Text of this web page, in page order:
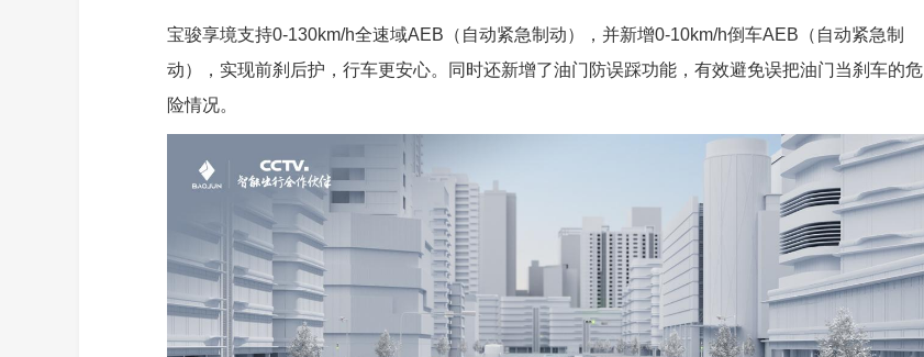
宝骏享境支持0-130km/h全速域AEB（自动紧急制动），并新增0-10km/h倒车AEB（自动紧急制
动），实现前刹后护，行车更安心。同时还新增了油门防误踩功能，有效避免误把油门当刹车的危
险情况。